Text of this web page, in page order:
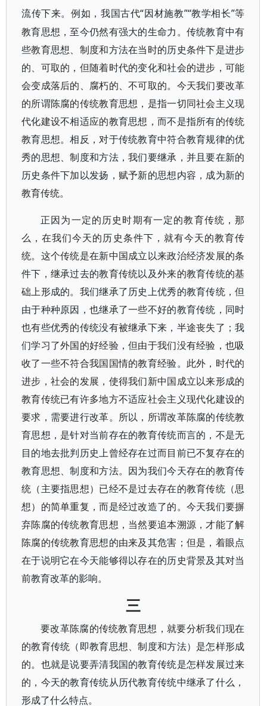
流传下来。例如，我国古代“因材施教”“教学相长”等
教育思想，至今仍然有强大的生命力。传统教育中有
些教育思想、制度和方法在当时的历史条件下是进步
的、可取的，但随着时代的变化和社会的进步，可能
会变成落后的、腐朽的、不可取的。今天我们要改革
的所谓陈腐的传统教育思想，是指一切同社会主义现
代化建设不相适应的教育思想，而不是指所有的传统
教育思想。相反，对于传统教育中符合教育规律的优
秀的思想、制度和方法，我们要继承，并且要在新的
历史条件下加以发扬，赋予新的思想内容，成为新的
教育传统。
正因为一定的历史时期有一定的教育传统，那
么，在我们今天的历史条件下，就有今天的教育传
统。这个传统是在新中国成立以来政治经济发展的条
件下，继承过去的教育传统以及外来的教育传统的基
础上形成的。我们继承了历史上优秀的教育传统，但
由于种种原因，也继承了一些不好的教育传统，同时
也有些优秀的传统没有被继承下来，半途丧失了；我
们学习了外国的好经验，但由于我们没有经验，也吸
收了一些不符合我国国情的教育经验。此外，时代的
进步，社会的发展，使得我们新中国成立以来形成的
教育传统已有许多地方不适应社会主义现代化建设的
要求，需要进行改革。所以，所谓改革陈腐的传统教
育思想，是针对当前存在的教育传统而言的，不是无
目的地去批判历史上曾经存在过而目前已不复存在的
教育思想、制度和方法。因为我们今天存在的教育传
统（主要指思想）已经不是过去存在的教育传统（思
想）的简单重复，而是经过改造了的。今天我们要摒
弃陈腐的传统教育思想，当然要追本溯源，才能了解
陈腐的传统教育思想的由来及其危害；但是，着眼点
在于说明它在今天能够得以存在的历史背景及其对当
前教育改革的影响。
三
要改革陈腐的传统教育思想，就要分析我们现在
的教育传统（即教育思想、制度和方法）是怎样形成
的。也就是说要弄清我国的教育传统是怎样发展过来
的，今天的教育传统从历代教育传统中继承了什么，
形成了什么特点。